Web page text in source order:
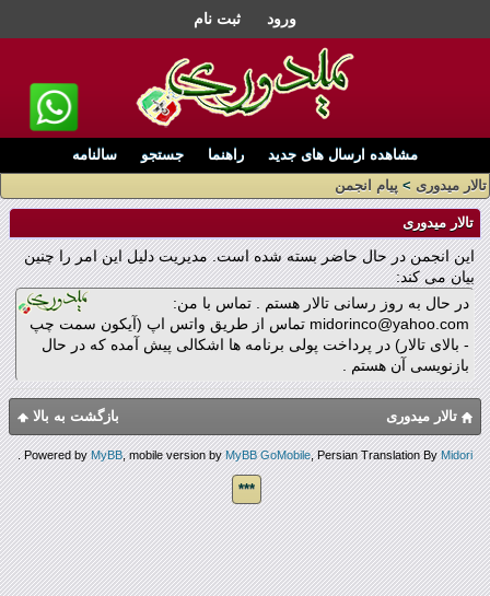
ورود ثبت نام
مشاهده ارسال های جدید راهنما جستجو
سالنامه
تالار میدوری > پیام انجمن
تالار میدوری
این انجمن در حال حاضر بسته شده است. مدیریت دلیل این امر را چنین
بیان می کند:
در حال به روز رسانی تالار هستم . تماس با من:
midorinco@yahoo.com تماس از طریق واتس اپ (آیکون سمت چپ
- بالای تالار) در پرداخت پولی برنامه ها اشکالی پیش آمده که در حال
بازنویسی آن هستم .
بازگشت به بالا تالار میدوری
Powered byMyBB, mobile version byMyBB GoMobile, Persian Translation ByMidori
.
***